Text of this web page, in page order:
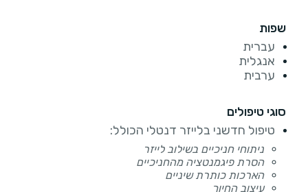
שפות
עברית
אנגלית
ערבית
סוגי טיפולים
טיפול חדשני בלייזר דנטלי הכולל:
ניתוחי חניכיים בשילוב לייזר
הסרת פיגמנטציה מהחניכיים
הארכות כותרת שיניים
עיצוב החיוך